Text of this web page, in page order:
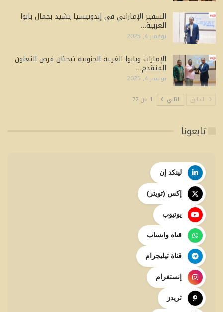
السفير الإماراتي في إندونيسيا يشيد بجمال بابوا
الغربية…
نوفمبر 4, 2025
الإمارات وبابوا الغربية الجنوبية تبحثان فرص التعاون
المتقدم…
نوفمبر 4, 2025
السابق التالي 1 من 72
تابعونا
لينكد إن
إكس (تويتر)
يوتيوب
قناة واتساب
قناة تيليجرام
إنستغرام
ثريدز